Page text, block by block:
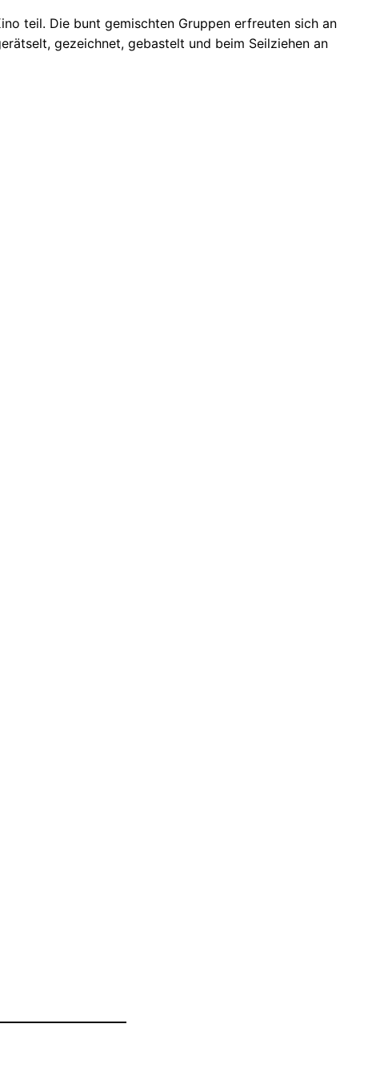
teil. Die bunt gemischten Gruppen erfreuten sich an
gezeichnet, gebastelt und beim Seilziehen an